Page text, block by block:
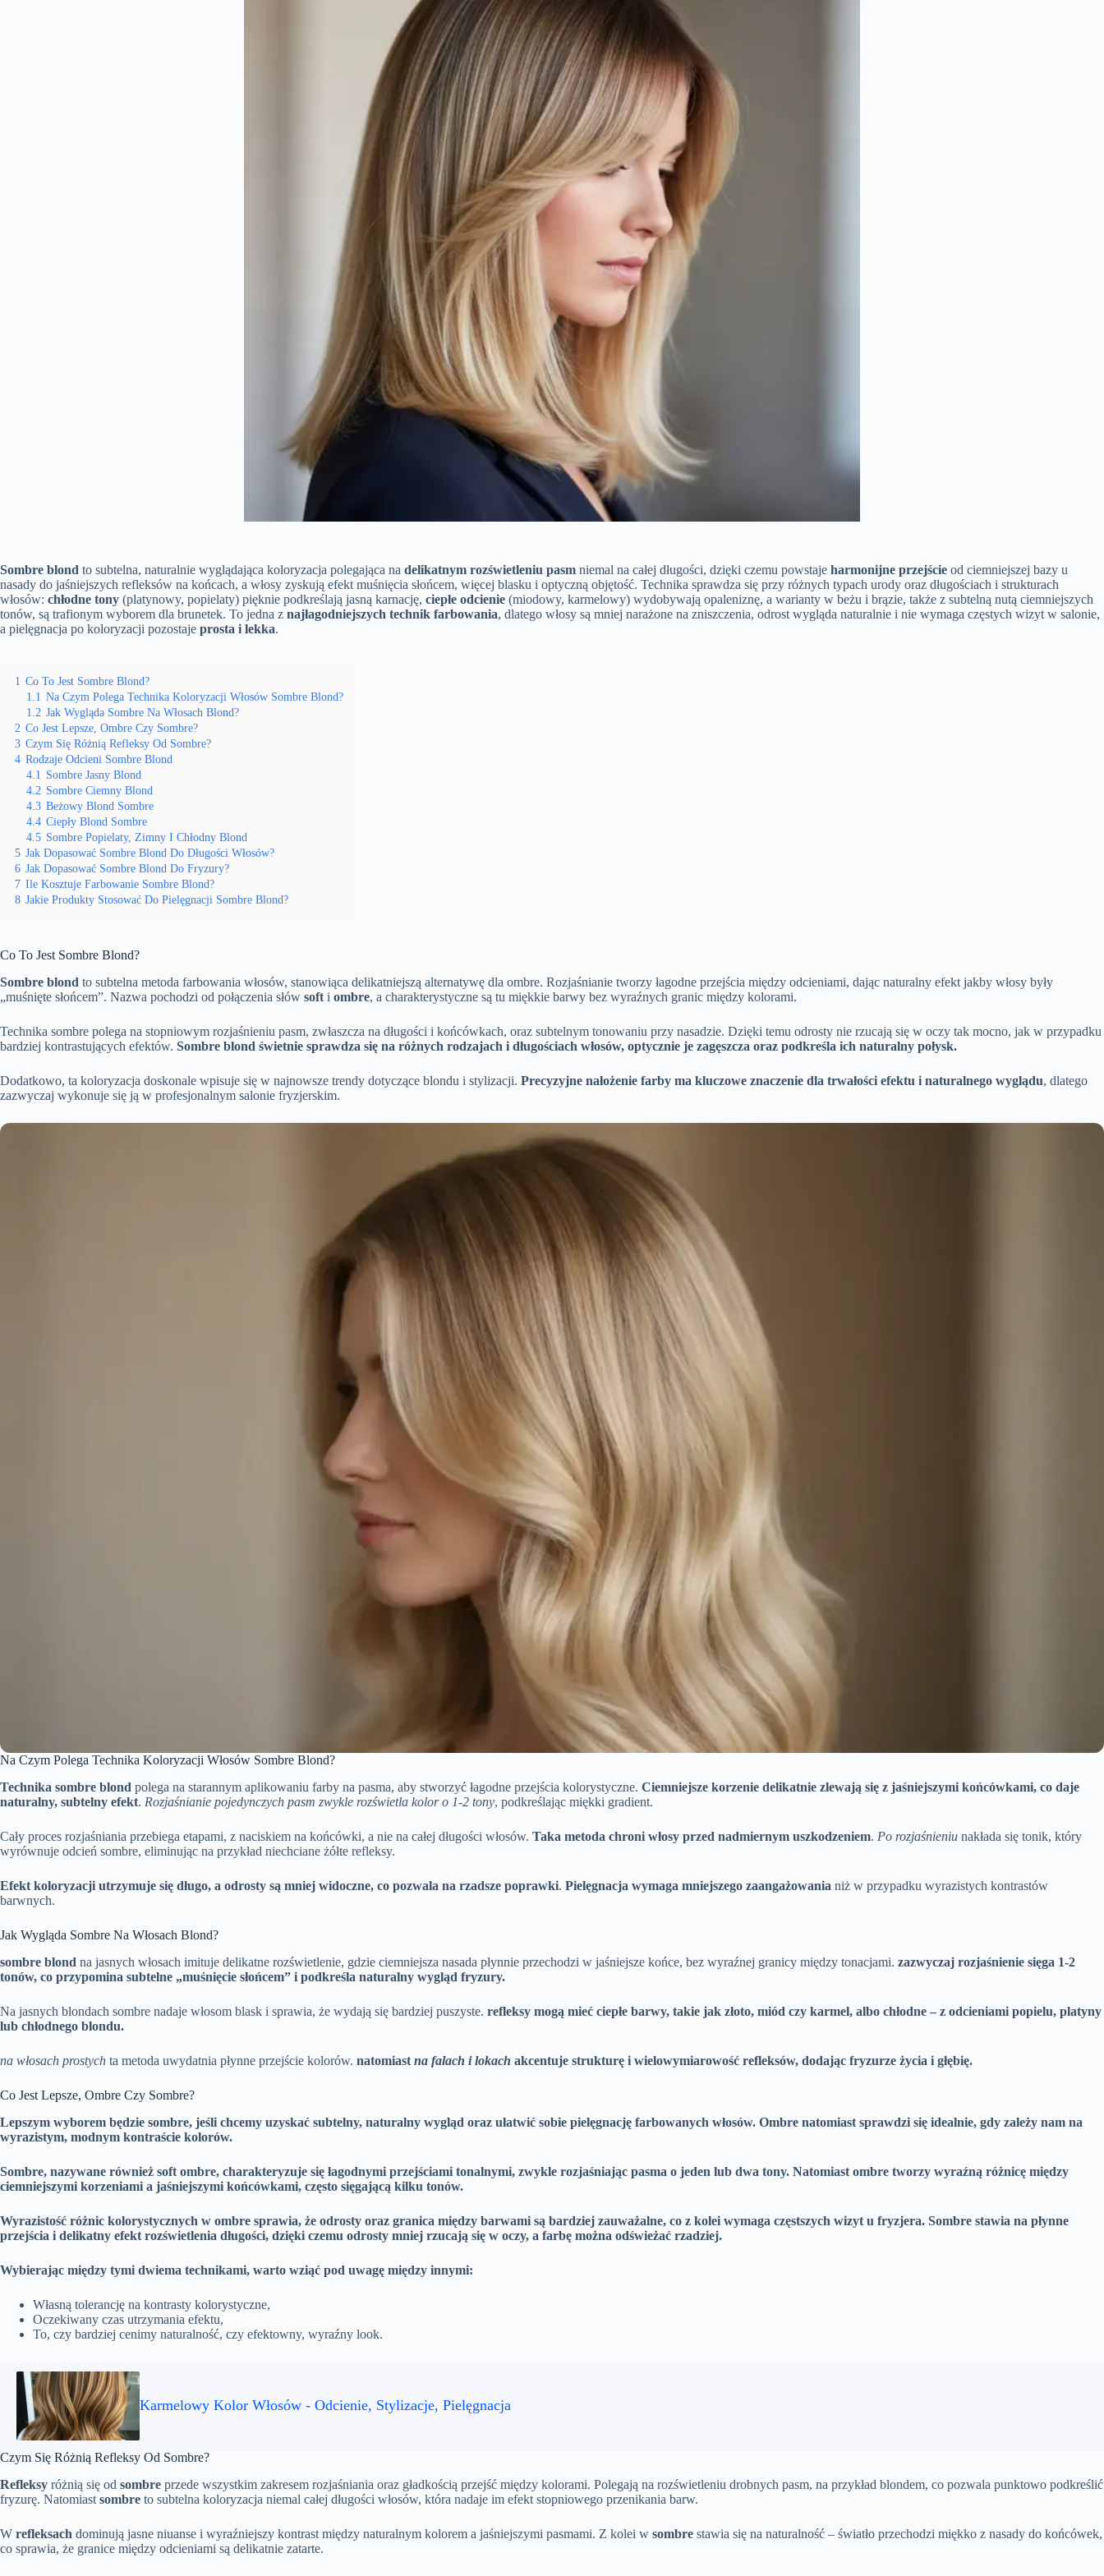
Sombre blond to subtelna, naturalnie wyglądająca koloryzacja polegająca na delikatnym rozświetleniu pasm niemal na całej długości, dzięki czemu powstaje harmonijne przejście od ciemniejszej bazy u
nasady do jaśniejszych refleksów na końcach, a włosy zyskują efekt muśnięcia słońcem, więcej blasku i optyczną objętość. Technika sprawdza się przy różnych typach urody oraz długościach i strukturach
włosów: chłodne tony (platynowy, popielaty) pięknie podkreślają jasną karnację, ciepłe odcienie (miodowy, karmelowy) wydobywają opaleniznę, a warianty w beżu i brązie, także z subtelną nutą ciemniejszych
tonów, są trafionym wyborem dla brunetek. To jedna z najłagodniejszych technik farbowania, dlatego włosy są mniej narażone na zniszczenia, odrost wygląda naturalnie i nie wymaga częstych wizyt w salonie,
a pielęgnacja po koloryzacji pozostaje prosta i lekka.
1 Co To Jest Sombre Blond?
1.1 Na Czym Polega Technika Koloryzacji Włosów Sombre Blond?
1.2 Jak Wygląda Sombre Na Włosach Blond?
2 Co Jest Lepsze, Ombre Czy Sombre?
3 Czym Się Różnią Refleksy Od Sombre?
4 Rodzaje Odcieni Sombre Blond
4.1 Sombre Jasny Blond
4.2 Sombre Ciemny Blond
4.3 Beżowy Blond Sombre
4.4 Ciepły Blond Sombre
4.5 Sombre Popielaty, Zimny I Chłodny Blond
5 Jak Dopasować Sombre Blond Do Długości Włosów?
6 Jak Dopasować Sombre Blond Do Fryzury?
7 Ile Kosztuje Farbowanie Sombre Blond?
8 Jakie Produkty Stosować Do Pielęgnacji Sombre Blond?
Co To Jest Sombre Blond?
Sombre blond to subtelna metoda farbowania włosów, stanowiąca delikatniejszą alternatywę dla ombre. Rozjaśnianie tworzy łagodne przejścia między odcieniami, dając naturalny efekt jakby włosy były
„muśnięte słońcem”. Nazwa pochodzi od połączenia słów soft i ombre, a charakterystyczne są tu miękkie barwy bez wyraźnych granic między kolorami.
Technika sombre polega na stopniowym rozjaśnieniu pasm, zwłaszcza na długości i końcówkach, oraz subtelnym tonowaniu przy nasadzie. Dzięki temu odrosty nie rzucają się w oczy tak mocno, jak w przypadku
bardziej kontrastujących efektów. Sombre blond świetnie sprawdza się na różnych rodzajach i długościach włosów, optycznie je zagęszcza oraz podkreśla ich naturalny połysk.
Dodatkowo, ta koloryzacja doskonale wpisuje się w najnowsze trendy dotyczące blondu i stylizacji. Precyzyjne nałożenie farby ma kluczowe znaczenie dla trwałości efektu i naturalnego wyglądu, dlatego
zazwyczaj wykonuje się ją w profesjonalnym salonie fryzjerskim.
Na Czym Polega Technika Koloryzacji Włosów Sombre Blond?
Technika sombre blond polega na starannym aplikowaniu farby na pasma, aby stworzyć łagodne przejścia kolorystyczne. Ciemniejsze korzenie delikatnie zlewają się z jaśniejszymi końcówkami, co daje
naturalny, subtelny efekt. Rozjaśnianie pojedynczych pasm zwykle rozświetla kolor o 1-2 tony, podkreślając miękki gradient.
Cały proces rozjaśniania przebiega etapami, z naciskiem na końcówki, a nie na całej długości włosów. Taka metoda chroni włosy przed nadmiernym uszkodzeniem. Po rozjaśnieniu nakłada się tonik, który
wyrównuje odcień sombre, eliminując na przykład niechciane żółte refleksy.
Efekt koloryzacji utrzymuje się długo, a odrosty są mniej widoczne, co pozwala na rzadsze poprawki. Pielęgnacja wymaga mniejszego zaangażowania niż w przypadku wyrazistych kontrastów
barwnych.
Jak Wygląda Sombre Na Włosach Blond?
sombre blond na jasnych włosach imituje delikatne rozświetlenie, gdzie ciemniejsza nasada płynnie przechodzi w jaśniejsze końce, bez wyraźnej granicy między tonacjami. zazwyczaj rozjaśnienie sięga 1-2
tonów, co przypomina subtelne „muśnięcie słońcem” i podkreśla naturalny wygląd fryzury.
Na jasnych blondach sombre nadaje włosom blask i sprawia, że wydają się bardziej puszyste. refleksy mogą mieć ciepłe barwy, takie jak złoto, miód czy karmel, albo chłodne – z odcieniami popielu, platyny
lub chłodnego blondu.
na włosach prostych ta metoda uwydatnia płynne przejście kolorów. natomiast na falach i lokach akcentuje strukturę i wielowymiarowość refleksów, dodając fryzurze życia i głębię.
Co Jest Lepsze, Ombre Czy Sombre?
Lepszym wyborem będzie sombre, jeśli chcemy uzyskać subtelny, naturalny wygląd oraz ułatwić sobie pielęgnację farbowanych włosów. Ombre natomiast sprawdzi się idealnie, gdy zależy nam na
wyrazistym, modnym kontraście kolorów.
Sombre, nazywane również soft ombre, charakteryzuje się łagodnymi przejściami tonalnymi, zwykle rozjaśniając pasma o jeden lub dwa tony. Natomiast ombre tworzy wyraźną różnicę między
ciemniejszymi korzeniami a jaśniejszymi końcówkami, często sięgającą kilku tonów.
Wyrazistość różnic kolorystycznych w ombre sprawia, że odrosty oraz granica między barwami są bardziej zauważalne, co z kolei wymaga częstszych wizyt u fryzjera. Sombre stawia na płynne
przejścia i delikatny efekt rozświetlenia długości, dzięki czemu odrosty mniej rzucają się w oczy, a farbę można odświeżać rzadziej.
Wybierając między tymi dwiema technikami, warto wziąć pod uwagę między innymi:
Własną tolerancję na kontrasty kolorystyczne,
Oczekiwany czas utrzymania efektu,
To, czy bardziej cenimy naturalność, czy efektowny, wyraźny look.
Karmelowy Kolor Włosów - Odcienie, Stylizacje, Pielęgnacja
Czym Się Różnią Refleksy Od Sombre?
Refleksy różnią się od sombre przede wszystkim zakresem rozjaśniania oraz gładkością przejść między kolorami. Polegają na rozświetleniu drobnych pasm, na przykład blondem, co pozwala punktowo podkreślić
fryzurę. Natomiast sombre to subtelna koloryzacja niemal całej długości włosów, która nadaje im efekt stopniowego przenikania barw.
W refleksach dominują jasne niuanse i wyraźniejszy kontrast między naturalnym kolorem a jaśniejszymi pasmami. Z kolei w sombre stawia się na naturalność – światło przechodzi miękko z nasady do końcówek,
co sprawia, że granice między odcieniami są delikatnie zatarte.